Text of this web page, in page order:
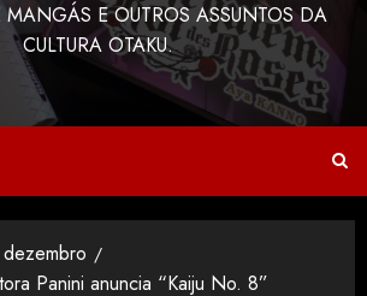
E OUTROS ASSUNTOS DA
CULTURA OTAKU.
dezembro
Panini anuncia “Kaiju No. 8”